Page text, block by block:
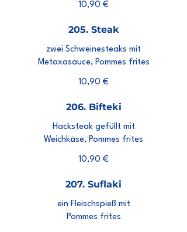
10,90 €
205. Steak
zwei Schweinesteaks mit
Metaxasauce, Pommes frites
10,90 €
206. Bifteki
Hacksteak gefüllt mit
Weichkäse, Pommes frites
10,90 €
207. Suflaki
ein Fleischspieß mit
Pommes frites